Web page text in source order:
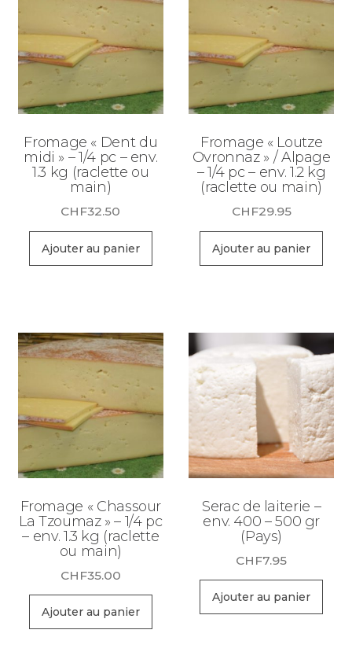
Fromage « Dent du
midi » – 1/4 pc – env.
1.3 kg (raclette ou
main)
CHF32.50
Ajouter au panier
Fromage « Loutze
Ovronnaz » / Alpage
– 1/4 pc – env. 1.2 kg
(raclette ou main)
CHF29.95
Ajouter au panier
Fromage « Chassour
La Tzoumaz » – 1/4 pc
– env. 1.3 kg (raclette
ou main)
CHF35.00
Ajouter au panier
Serac de laiterie –
env. 400 – 500 gr
(Pays)
CHF7.95
Ajouter au panier